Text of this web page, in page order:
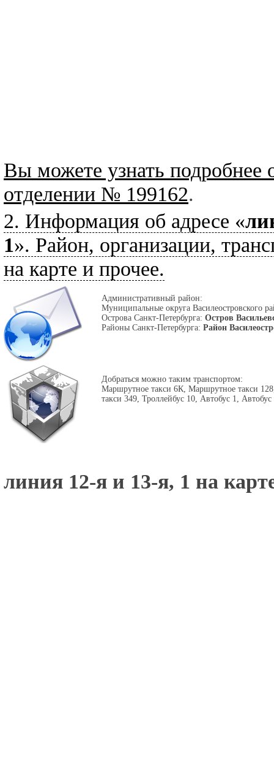
Вы можете узнать подробнее
отделении № 199162.
2. Информация об адресе «
1». Район, организации,
на карте и прочее.
Административный район:
Муниципальные округа Василеостровского
Острова Санкт-Петербурга: Остров
Районы Санкт-Петербурга: Район
Добраться можно таким транспортом:
Маршрутное такси 6К, Маршрутное такси
такси 349, Троллейбус 10, Автобус 1, Автобус
линия 12-я и 13-я, 1 на